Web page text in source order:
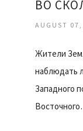
AUGUST
Жители
наблюдать
Западного